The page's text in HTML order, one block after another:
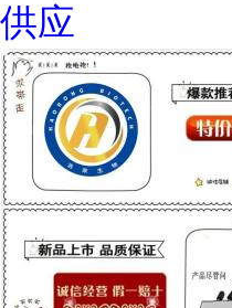
供应